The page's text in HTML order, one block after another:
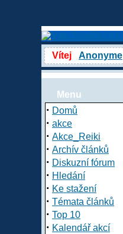
Vítej Anonyme
Menu
· Domů
· akce
· Akce_Reiki
· Archív článků
· Diskuzní fórum
· Hledání
· Ke stažení
· Témata článků
· Top 10
· Kalendář akcí